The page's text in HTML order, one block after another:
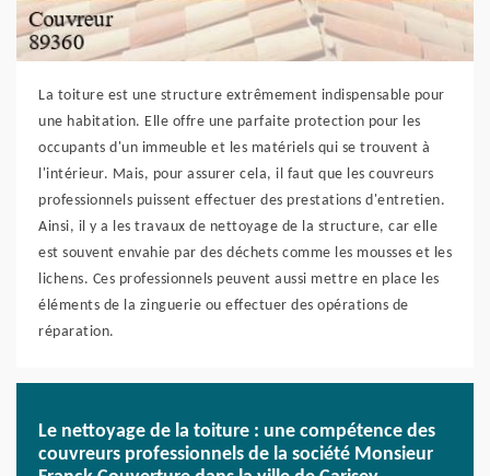
La toiture est une structure extrêmement indispensable pour
une habitation. Elle offre une parfaite protection pour les
occupants d'un immeuble et les matériels qui se trouvent à
l'intérieur. Mais, pour assurer cela, il faut que les couvreurs
professionnels puissent effectuer des prestations d'entretien.
Ainsi, il y a les travaux de nettoyage de la structure, car elle
est souvent envahie par des déchets comme les mousses et les
lichens. Ces professionnels peuvent aussi mettre en place les
éléments de la zinguerie ou effectuer des opérations de
réparation.
Le nettoyage de la toiture : une compétence des
couvreurs professionnels de la société Monsieur